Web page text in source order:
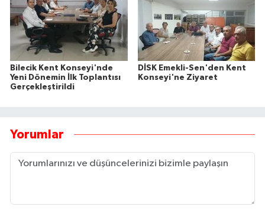
Bilecik Kent Konseyi'nde
Yeni Dönemin İlk Toplantısı
Gerçekleştirildi
DİSK Emekli-Sen'den Kent
Konseyi'ne Ziyaret
Yorumlar